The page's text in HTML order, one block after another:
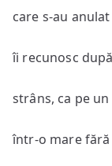
care s-au
îi recunosc
strâns, ca pe
într-o mare fără